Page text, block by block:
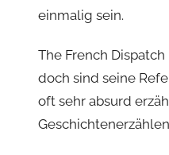
einmalig sein.
The French
doch sind seine
oft sehr absurd